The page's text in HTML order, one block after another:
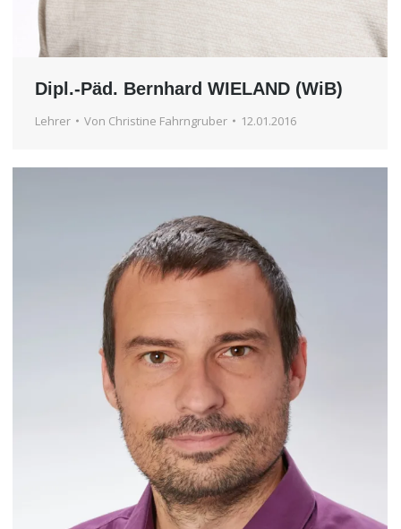
Dipl.-Päd. Bernhard WIELAND (WiB)
Lehrer Von Christine Fahrngruber 12.01.2016